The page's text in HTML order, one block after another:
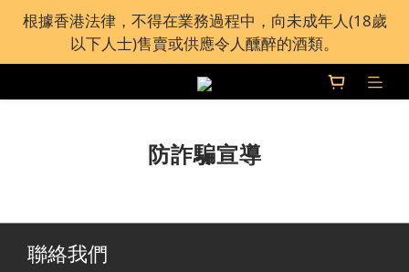
全港接近60間 Bar Pacific 分店免運費自取 或加運費送
貨上門
根據香港法律，不得在業務過程中，向未成年人(18歲
以下人士)售賣或供應令人醺醉的酒類。
全港接近60間 Bar Pacific 分店免運費自取 或加運費送
防詐騙宣導
聯絡我們